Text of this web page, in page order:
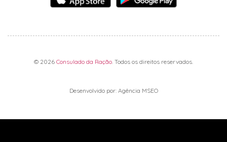
© 2026 Consulado da Ração. Todos os direitos reservados.
Desenvolvido por: Agência MSEO